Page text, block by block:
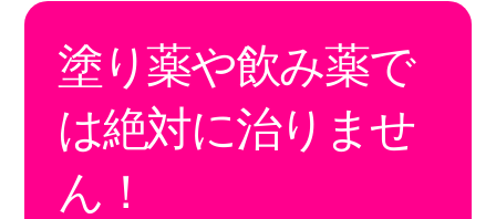
塗り薬や飲み薬で
は絶対に治りませ
ん！